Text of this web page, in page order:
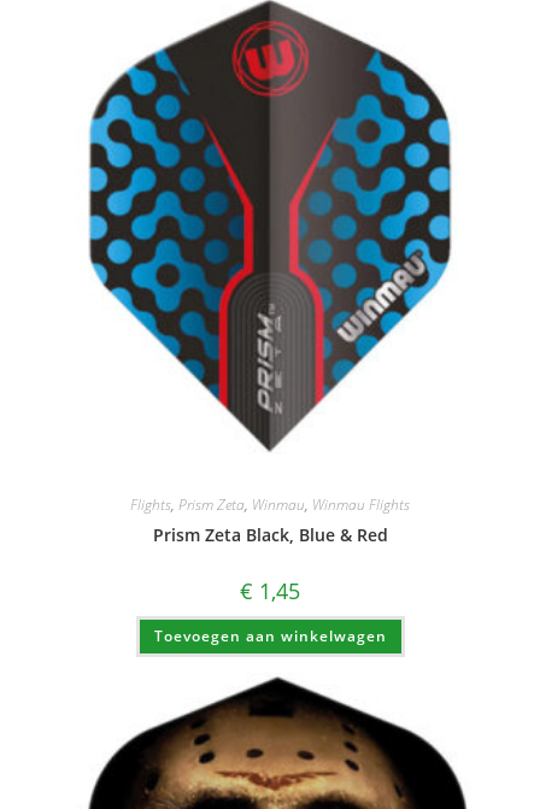
Flights, Prism Zeta, Winmau, Winmau Flights
Prism Zeta Black, Blue & Red
€ 1,45
Toevoegen aan winkelwagen